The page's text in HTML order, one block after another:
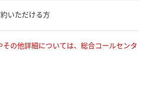
いただける方
の他詳細については、総合コールセンタ